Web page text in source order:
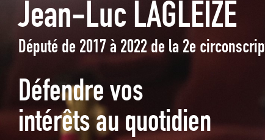
Jean-Luc LAGLEIZE
Député de 2017 à 2022 de la 2e
Défendre vos
intérêts au quotidien